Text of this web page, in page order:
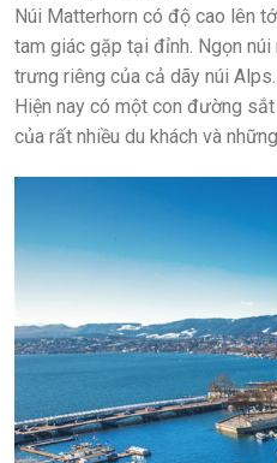
Núi Matterhorn có độ cao lên
tam giác gặp tại đỉnh. Ngọn
trưng riêng của cả dãy núi Alps.
Hiện nay có một con đường
của rất nhiều du khách và